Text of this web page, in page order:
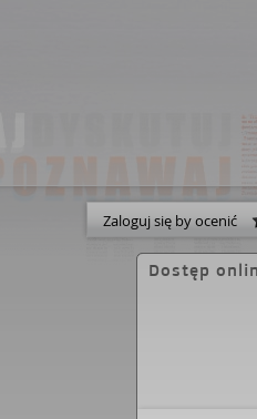
Zaloguj się by ocenić
Dostęp